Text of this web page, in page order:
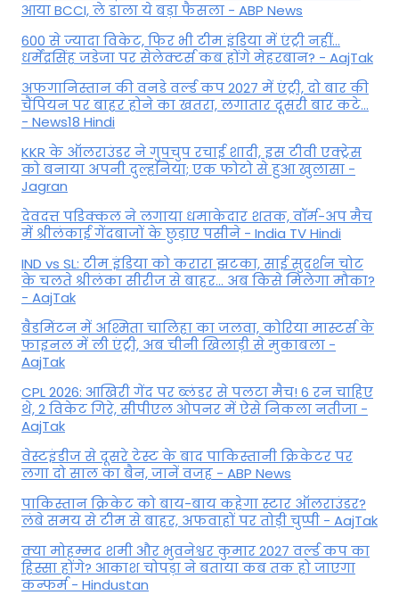
आया BCCI, ले डाला ये बड़ा फैसला - ABP News
600 से ज्यादा विकेट, फिर भी टीम इंडिया में एंट्री नहीं...
धर्मेंद्रसिंह जडेजा पर सेलेक्टर्स कब होंगे मेहरबान? - AajTak
अफगानिस्तान की वनडे वर्ल्ड कप 2027 में एंट्री, दो बार की
चैंपियन पर बाहर होने का खतरा, लगातार दूसरी बार कटे...
- News18 Hindi
KKR के ऑलराउंडर ने गुपचुप रचाई शादी, इस टीवी एक्ट्रेस
को बनाया अपनी दुल्हनिया; एक फोटो से हुआ खुलासा -
Jagran
देवदत्त पडिक्कल ने लगाया धमाकेदार शतक, वॉर्म-अप मैच
में श्रीलंकाई गेंदबाजों के छुड़ाए पसीने - India TV Hindi
IND vs SL: टीम इंड‍िया को करारा झटका, साई सुदर्शन चोट
के चलते श्रीलंका सीरीज से बाहर... अब किसे म‍िलेगा मौका?
- AajTak
बैडमिंटन में अश्मिता चालिहा का जलवा, कोरिया मास्टर्स के
फाइनल में ली एंट्री, अब चीनी खिलाड़ी से मुकाबला -
AajTak
CPL 2026: आखिरी गेंद पर ब्लंडर से पलटा मैच! 6 रन चाहिए
थे, 2 विकेट गिरे, सीपीएल ओपनर में ऐसे न‍िकला नतीजा -
AajTak
वेस्टइंडीज से दूसरे टेस्ट के बाद पाकिस्तानी क्रिकेटर पर
लगा दो साल का बैन, जानें वजह - ABP News
पाकिस्तान क्रिकेट को बाय-बाय कहेगा स्टार ऑलराउंडर?
लंबे समय से टीम से बाहर, अफवाहों पर तोड़ी चुप्पी - AajTak
क्या मोहम्मद शमी और भुवनेश्वर कुमार 2027 वर्ल्ड कप का
हिस्सा होंगे? आकाश चोपड़ा ने बताया कब तक हो जाएगा
कन्फर्म - Hindustan